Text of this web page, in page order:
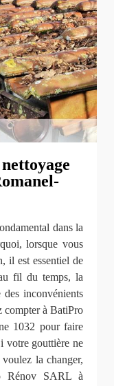
dans la
lorsque vous
il est essentiel de
fil du temps, la
des inconvénients
compter à BatiPro
1032 pour faire
votre gouttière ne
la changer,
Rénov SARL à